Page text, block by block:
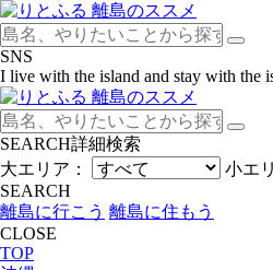
SNS
I live with the island and stay with the
SEARCH詳細検索
大エリア：
小エ
SEARCH
離島に行こう 離島に住もう
CLOSE
TOP